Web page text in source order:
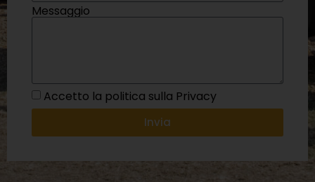
Messaggio
Accetto la politica sulla Privacy
Invia